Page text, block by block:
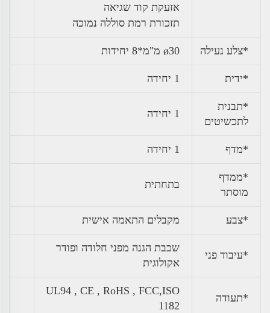
אזעקת קוד שגיאה
תזכורת רמת סוללה נמוכה
*צלע נעילה ø30 מ"מ*8 יחידות
*ידית 1 יחידה
*תבנית
לתכשיטים
1 יחידה
*מדף 1 יחידה
*ממדף
מוסתר
בתחתית
*צבע מקבלים התאמה אישית
*עיבוד פני
שכבת הגנה מפני חלודה ופודר
אקולוגית
*תעודה
UL94 , CE , RoHS , FCC,ISO
1182